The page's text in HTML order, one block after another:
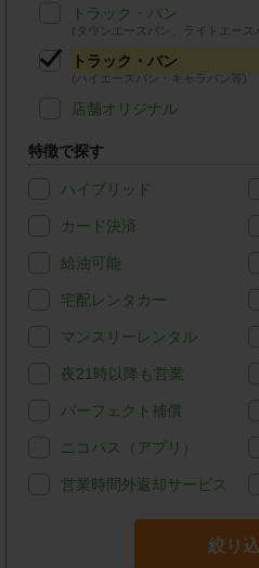
トラック・バン
(タウンエースバン、ライトエース
トラック・バン
(ハイエースバン・キャラバン等)
店舗オリジナル
特徴で探す
ハイブリッド
カード決済
給油可能
宅配レンタカー
マンスリーレンタル
夜21時以降も営業
パーフェクト補償
ニコパス（アプリ）
営業時間外返却サービス
絞り